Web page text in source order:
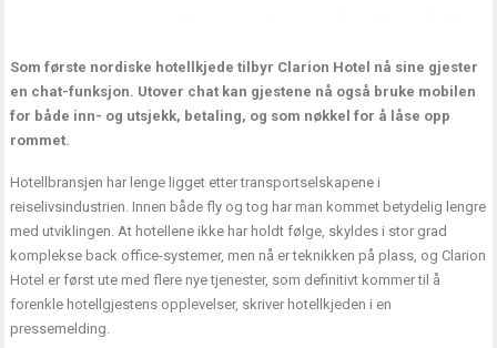
Som første nordiske hotellkjede tilbyr Clarion Hotel nå sine gjester
en chat-funksjon. Utover chat kan gjestene nå også bruke mobilen
for både inn- og utsjekk, betaling, og som nøkkel for å låse opp
rommet.
Hotellbransjen har lenge ligget etter transportselskapene i
reiselivsindustrien. Innen både fly og tog har man kommet betydelig lengre
med utviklingen. At hotellene ikke har holdt følge, skyldes i stor grad
komplekse back office-systemer, men nå er teknikken på plass, og Clarion
Hotel er først ute med flere nye tjenester, som definitivt kommer til å
forenkle hotellgjestens opplevelser, skriver hotellkjeden i en
pressemelding.